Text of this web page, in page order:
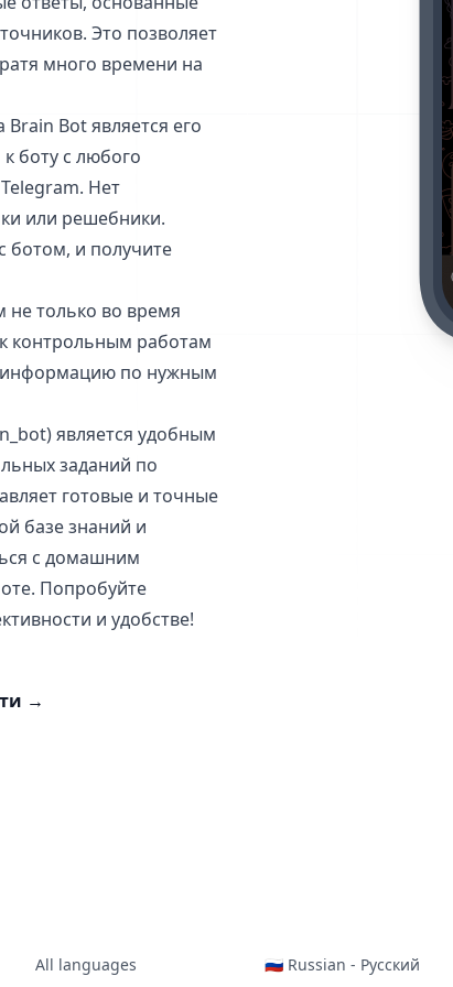
Это позволяет
много времени на
Bot является его
боту с любого
Нет
или решебники.
ботом, и получите
не только во время
контрольным работам
информацию по нужным
является удобным
заданий по
готовые и точные
базе знаний и
с домашним
Попробуйте
и удобстве!
→
All languages 🇷🇺 Russian - Русский